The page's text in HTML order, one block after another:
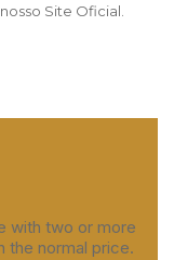
Site Oficial.
with two or more
the normal price.